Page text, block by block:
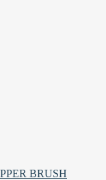
BRUSH